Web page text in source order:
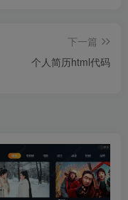
下一篇
个人简历html代码